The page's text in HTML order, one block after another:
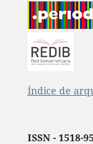
Índice de
ISSN - 1518-